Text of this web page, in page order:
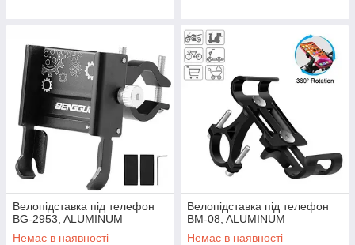
Велопідставка під телефон
BG-2953, ALUMINUM
Немає в наявності
Велопідставка під телефон
BM-08, ALUMINUM
Немає в наявності